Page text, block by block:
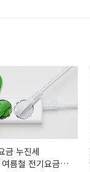
금 누진세
름철 전기요금